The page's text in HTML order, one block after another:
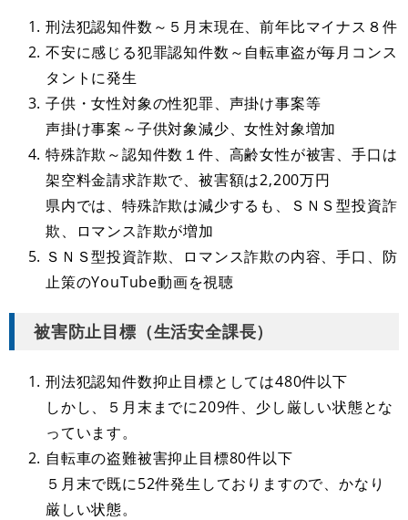
刑法犯認知件数～５月末現在、前年比マイナス８件
不安に感じる犯罪認知件数～自転車盗が毎月コンス
タントに発生
子供・女性対象の性犯罪、声掛け事案等
声掛け事案～子供対象減少、女性対象増加
特殊詐欺 ～認知件数１件、高齢女性が被害、手口は
架空料金請求詐欺で、被害額は2,200万円
県内では、特殊詐欺は減少するも、ＳＮＳ型投資詐
欺、ロマンス詐欺が増加
ＳＮＳ型投資詐欺、ロマンス詐欺の内容、手口、防
止策のYouTube動画を視聴
被害防止目標（生活安全課長）
刑法犯認知件数抑止目標としては480件以下
しかし、５月末までに209件、少し厳しい状態とな
っています。
自転車の盗難被害抑止目標80件以下
５月末で既に52件発生しておりますので、かなり
厳しい状態。